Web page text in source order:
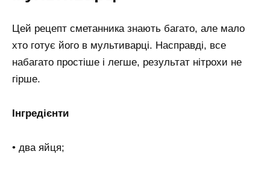
Цей рецепт сметанника знають багато, але мало
хто готує його в мультиварці. Насправді, все
набагато простіше і легше, результат нітрохи не
гірше.
Інгредієнти
• два яйця;